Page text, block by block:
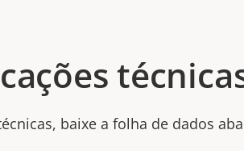
baixe a folha de dados